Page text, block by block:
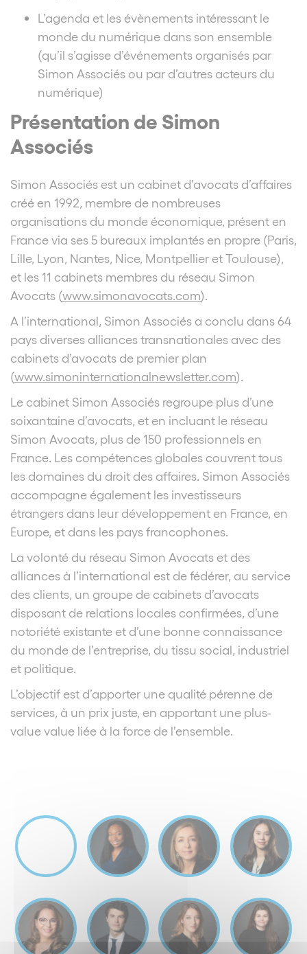
L’agenda et les évènements intéressant le
monde du numérique dans son ensemble
(qu’il s’agisse d’événements organisés par
Simon Associés ou par d’autres acteurs du
numérique)
Présentation de Simon
Associés
Simon Associés est un cabinet d’avocats d’affaires
créé en 1992, membre de nombreuses
organisations du monde économique, présent en
France via ses 5 bureaux implantés en propre (Paris,
Lille, Lyon, Nantes, Nice, Montpellier et Toulouse),
et les 11 cabinets membres du réseau Simon
Avocats (www.simonavocats.com).
A l’international, Simon Associés a conclu dans 64
pays diverses alliances transnationales avec des
cabinets d’avocats de premier plan
(www.simoninternationalnewsletter.com).
Le cabinet Simon Associés regroupe plus d’une
soixantaine d’avocats, et en incluant le réseau
Simon Avocats, plus de 150 professionnels en
France. Les compétences globales couvrent tous
les domaines du droit des affaires. Simon Associés
accompagne également les investisseurs
étrangers dans leur développement en France, en
Europe, et dans les pays francophones.
La volonté du réseau Simon Avocats et des
alliances à l’international est de fédérer, au service
des clients, un groupe de cabinets d’avocats
disposant de relations locales confirmées, d’une
notoriété existante et d’une bonne connaissance
du monde de l’entreprise, du tissu social, industriel
et politique.
L’objectif est d’apporter une qualité pérenne de
services, à un prix juste, en apportant une plus-
value value liée à la force de l’ensemble.